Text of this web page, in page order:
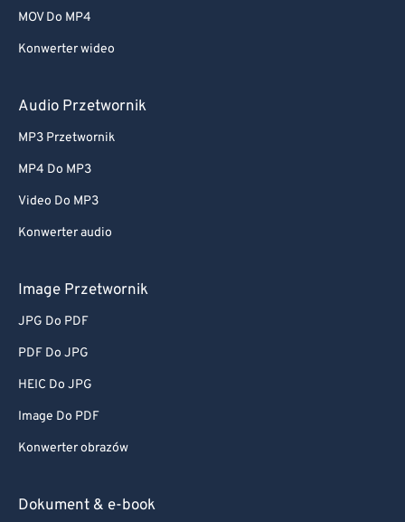
MOV Do MP4
Konwerter wideo
Audio Przetwornik
MP3 Przetwornik
MP4 Do MP3
Video Do MP3
Konwerter audio
Image Przetwornik
JPG Do PDF
PDF Do JPG
HEIC Do JPG
Image Do PDF
Konwerter obrazów
Dokument & e-book